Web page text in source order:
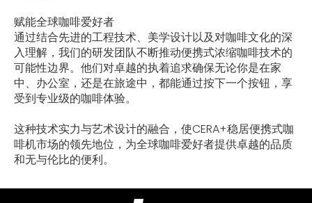
赋能全球咖啡爱好者
通过结合先进的工程技术、美学设计以及对咖啡文化的深
入理解，我们的研发团队不断推动便携式浓缩咖啡技术的
可能性边界。他们对卓越的执着追求确保无论你是在家
中、办公室，还是在旅途中，都能通过按下一个按钮，享
受到专业级的咖啡体验。
这种技术实力与艺术设计的融合，使CERA+稳居便携式咖
啡机市场的领先地位，为全球咖啡爱好者提供卓越的品质
和无与伦比的便利。